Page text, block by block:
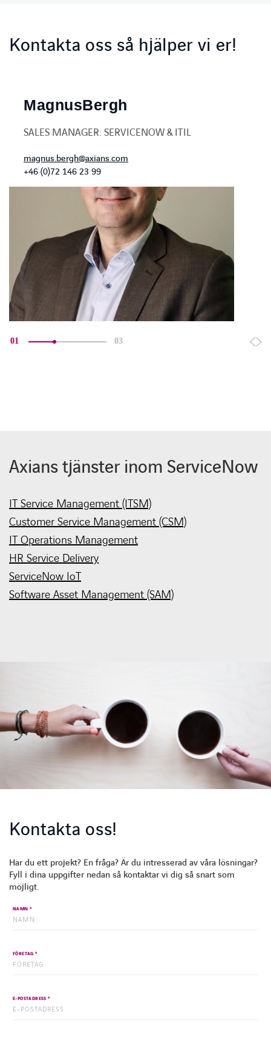
Kontakta oss så hjälper vi er!
MagnusBergh
SALES MANAGER: SERVICENOW & ITIL
magnus.bergh@axians.com
+46 (0)72 146 23 99
01 03
Axians tjänster inom ServiceNow
IT Service Management (ITSM)
Customer Service Management (CSM)
IT Operations Management
HR Service Delivery
ServiceNow IoT
Software Asset Management (SAM)
Kontakta oss!
Har du ett projekt? En fråga? Är du intresserad av våra lösningar?
Fyll i dina uppgifter nedan så kontaktar vi dig så snart som
möjligt.
NAMN *
FÖRETAG *
E-POSTADRESS *